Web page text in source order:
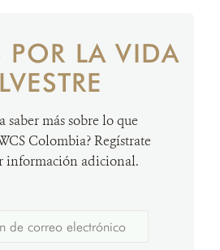
POR LA VIDA
saber más sobre lo que
Colombia? Regístrate
información adicional.